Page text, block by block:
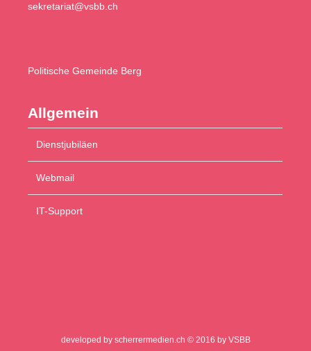
sekretariat@vsbb.ch
Politische Gemeinde Berg
Allgemein
Dienstjubiläen
Webmail
IT-Support
developed by scherrermedien.ch © 2016 by VSBB